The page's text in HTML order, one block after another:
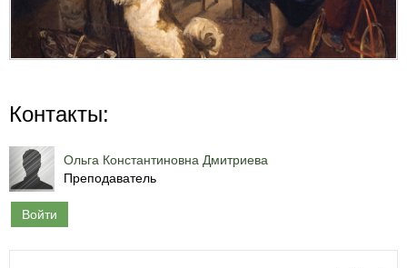
Контакты:
Ольга Константиновна Дмитриева
Преподаватель
Войти